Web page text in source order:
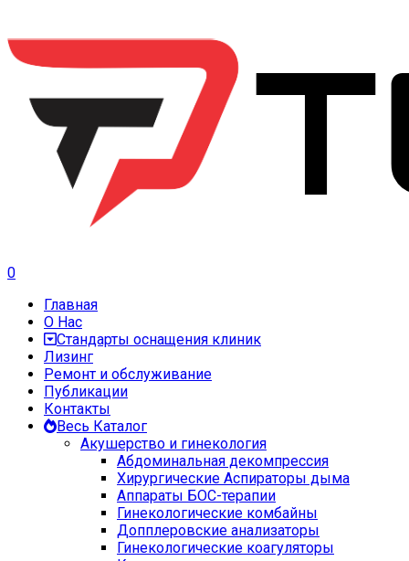
0
Главная
О Нас
Стандарты оснащения клиник
Лизинг
Ремонт и обслуживание
Публикации
Контакты
Весь Каталог
Акушерство и гинекология
Абдоминальная декомпрессия
Хирургические Аспираторы дыма
Аппараты БОС-терапии
Гинекологические комбайны
Допплеровские анализаторы
Гинекологические коагуляторы